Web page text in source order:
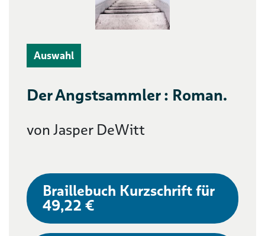
Auswahl
Der Angstsammler : Roman.
von Jasper DeWitt
Braillebuch Kurzschrift für
49,22 €